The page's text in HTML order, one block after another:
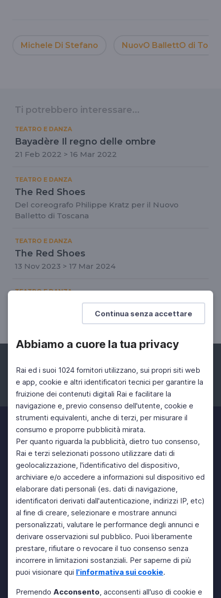
Continua senza accettare
Abbiamo a cuore la tua privacy
Rai ed i suoi 1024 fornitori utilizzano, sui propri siti web
e app, cookie e altri identificatori tecnici per garantire la
fruizione dei contenuti digitali Rai e facilitare la
navigazione e, previo consenso dell'utente, cookie e
strumenti equivalenti, anche di terzi, per misurare il
consumo e proporre pubblicità mirata.
Per quanto riguarda la pubblicità, dietro tuo consenso,
Rai e terzi selezionati possono utilizzare dati di
geolocalizzazione, l'identificativo del dispositivo,
archiviare e/o accedere a informazioni sul dispositivo ed
elaborare dati personali (es. dati di navigazione,
identificatori derivati dall'autenticazione, indirizzi IP, etc)
al fine di creare, selezionare e mostrare annunci
personalizzati, valutare le performance degli annunci e
derivare osservazioni sul pubblico. Puoi liberamente
prestare, rifiutare o revocare il tuo consenso senza
incorrere in limitazioni sostanziali. Per saperne di più
puoi visionare qui l'informativa sui cookie.
Premendo Acconsento, acconsenti all'uso di cookie e
Michele Di Stefano NuovO BallettO di
Ti potrebbero interessare...
TEATRO E DANZA
Bayadère Il regno delle ombre
21 Feb 2022 > 16 Mar 2022
TEATRO E DANZA
The Red Shoes
Del coreografo Philippe Kratz per il Nuovo
Balletto di Toscana
TEATRO E DANZA
The Red Shoes
13 Nov 2023 > 17 Mar 2024
TEATRO E DANZA
07 Mar 2022 > 09 Mar 2022
Facebook Instagram Twitter